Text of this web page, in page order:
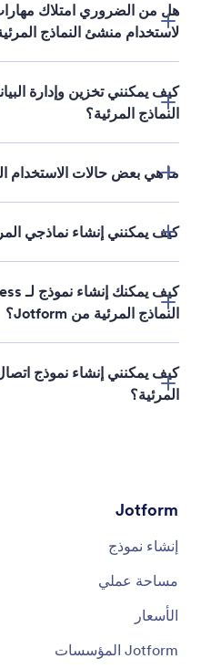
هل من الضروري امتلاك
لاستخدام منشئ النماذج
كيف يمكنني تخزين وإدارة
النماذج المرئية؟
ما هي بعض حالات الاستخدام
كيف يمكنني إنشاء نماذجي
النماذج المرئية من Jotform؟
كيف يمكنني إنشاء نموذج
المرئية؟
Jotform
إنشاء نموذج
مساحة عملي
الأسعار
Jotform المؤسسات